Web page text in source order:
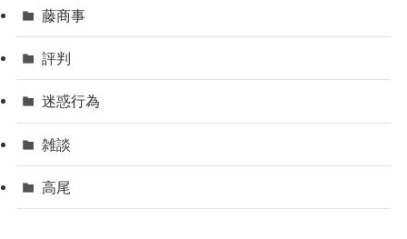
藤商事
評判
迷惑行為
雑談
高尾